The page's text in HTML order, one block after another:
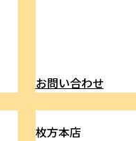
お問い合わせ
枚方本店